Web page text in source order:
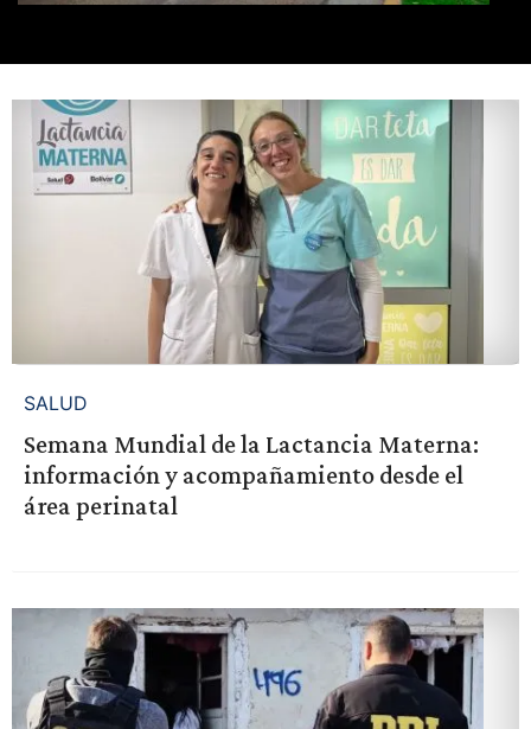
SALUD
Semana Mundial de la Lactancia Materna:
información y acompañamiento desde el
área perinatal